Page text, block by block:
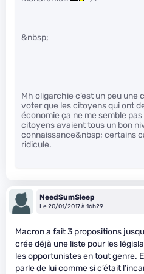
&nbsp;
Mh oligarchie c’est un peu une
voter que les citoyens qui ont
économie ça ne me semble
citoyens avaient tous un bon
connaissance&nbsp; certains
ridicule.
NeedSumSleep
Le 20/01/2017 à 16h29
Macron a fait 3 propositions
crée déjà une liste pour les
les opportunistes en tout genre.
parle de lui comme si c’était